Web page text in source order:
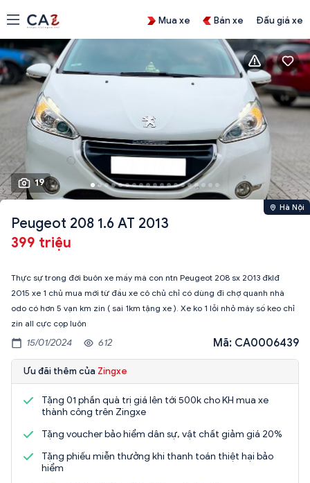
Mua xe Bán xe Đấu giá xe
19
Hà Nội
Peugeot 208 1.6 AT 2013
399 triệu
Thực sự trong đời buôn xe mấy mà con ntn Peugeot 208 sx 2013 đklđ
2015 xe 1 chủ mua mới từ đầu xe cô chủ chỉ có dùng đi chợ quanh nhà
odo có hơn 5 vạn km zin ( sai 1km tặng xe ). Xe ko 1 lỗi nhỏ máy số keo chỉ
zin all cực cọp luôn
15/01/2024 612 Mã: CA0006439
Ưu đãi thêm của Zingxe
Tặng 01 phần quà trị giá lên tới 500k cho KH mua xe
thành công trên Zingxe
Tặng voucher bảo hiểm dân sự, vật chất giảm giá 20%
Tặng phiếu miễn thưởng khi thanh toán thiệt hại bảo
hiểm